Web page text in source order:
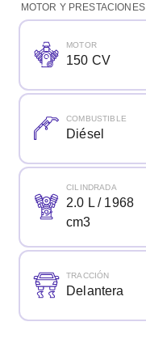
MOTOR Y PRESTACIONES
MOTOR
150 CV
COMBUSTIBLE
Diésel
CILINDRADA
2.0 L / 1968
cm3
TRACCIÓN
Delantera